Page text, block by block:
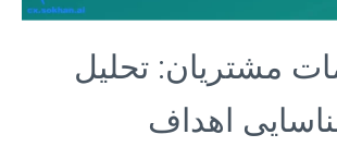
مشتریان: تحلیل
اهداف